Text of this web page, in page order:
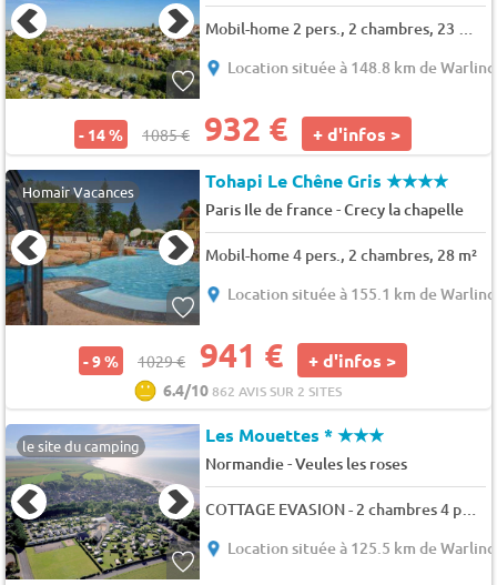
Mobil-home 2 pers., 2 chambres, 23 m² - 25 m²
Location située à 148.8 km de
- 14 % 1085 € 932 € + d'infos >
Homair Vacances Tohapi Le Chêne Gris★★★★
Paris Ile de france-Crecy la chapelle
Mobil-home 4 pers., 2 chambres, 28 m²
Location située à 155.1 km de
- 9 % 1029 € 941 € + d'infos >
6.4/10862 AVIS SUR 2 SITES
le site du camping Les Mouettes *★★★
Normandie-Veules les roses
COTTAGE EVASION - 2 chambres 4 pers.
Location située à 125.5 km de